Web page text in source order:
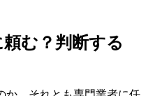
む？判断する